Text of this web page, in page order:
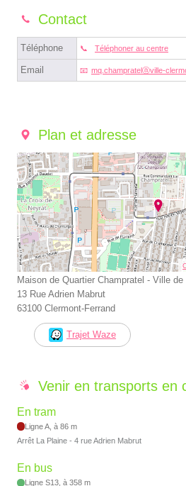
Contact
Téléphone Téléphoner au centre
Email mq.champratelⓐville-
Plan et adresse
Maison de Quartier Champratel - Ville de
13 Rue Adrien Mabrut
63100 Clermont-Ferrand
Trajet Waze
Venir en transports en
En tram
Ligne A, à 86 m
Arrêt La Plaine - 4 rue Adrien Mabrut
En bus
Ligne S13, à 358 m